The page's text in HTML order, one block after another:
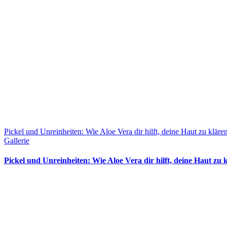
Pickel und Unreinheiten: Wie Aloe Vera dir hilft, deine Haut zu klären
Gallerie
Pickel und Unreinheiten: Wie Aloe Vera dir hilft, deine Haut zu